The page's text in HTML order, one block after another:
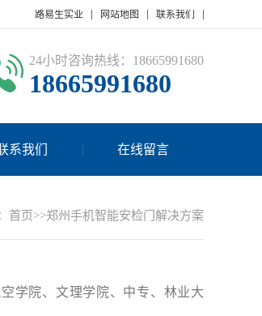
路易生实业 网站地图 联系我们
24小时咨询热线：18665991680
18665991680
系我们 在线留言
首页>>郑州手机智能安检门解决方案
学院、文理学院、中专、林业大